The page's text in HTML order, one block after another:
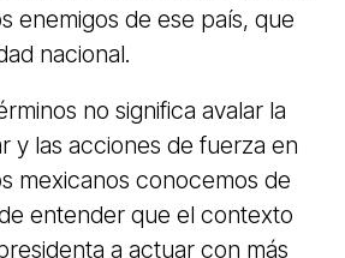
enemigos de ese país, que
nacional.
no significa avalar la
y las acciones de fuerza en
mexicanos conocemos de
entender que el contexto
a actuar con más